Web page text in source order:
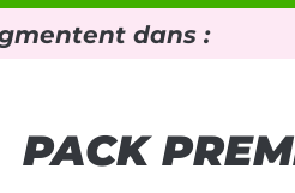
dans :
PACK